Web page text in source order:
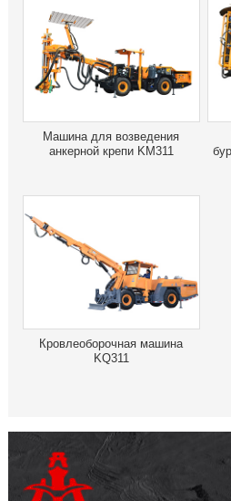
Машина для возведения
анкерной крепи KM311
Кровлеоборочная машина
KQ311